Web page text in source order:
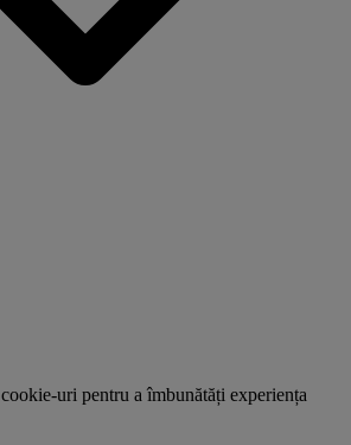
cookie-uri pentru a îmbunătăți experiența